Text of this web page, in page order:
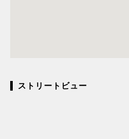
ストリートビュー